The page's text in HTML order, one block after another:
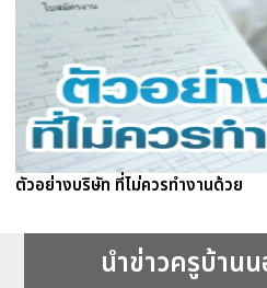
ตัวอย่างบริษัท ที่ไม่ควรทำงานด้วย
นำข่าวครูบ้าน